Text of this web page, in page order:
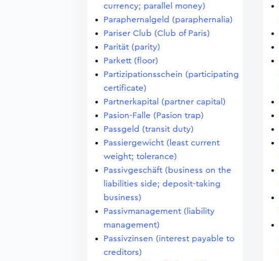
currency; parallel money)
Paraphernalgeld (paraphernalia)
Pariser Club (Club of Paris)
Parität (parity)
Parkett (floor)
Partizipationsschein (participating
certificate)
Partnerkapital (partner capital)
Pasion-Falle (Pasion trap)
Passgeld (transit duty)
Passiergewicht (least current
weight; tolerance)
Passivgeschäft (business on the
liabilities side; deposit-taking
business)
Passivmanagement (liability
management)
Passivzinsen (interest payable to
creditors)